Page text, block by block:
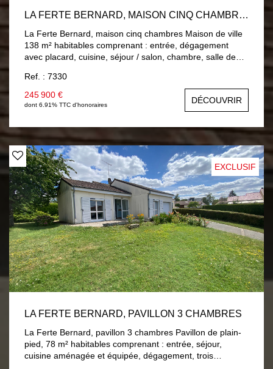
LA FERTE BERNARD, MAISON CINQ CHAMBRES
La Ferte Bernard, maison cinq chambres Maison de ville
138 m² habitables comprenant : entrée, dégagement
avec placard, cuisine, séjour / salon, chambre, salle de
wc. Double vitrage PVC, Chauffage central gaz de ville.
Sous-sol : buanderie, atelier et un garage. Jardin 649 m²
clos avec trois garages.
Ref. : 7330
245 900 €
dont 6.91% TTC d'honoraires DÉCOUVRIR
EXCLUSIF
LA FERTE BERNARD, PAVILLON 3 CHAMBRES
La Ferte Bernard, pavillon 3 chambres Pavillon de plain-
pied, 78 m² habitables comprenant : entrée, séjour,
cuisine aménagée et équipée, dégagement, trois